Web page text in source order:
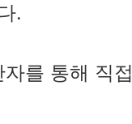
.
를 통해 직접